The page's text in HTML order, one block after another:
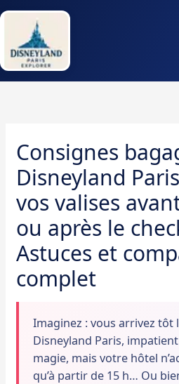
Aller
contenu
Consignes
Disneyland
vos valises
ou après le
Astuces et
complet
Imaginez : vous arrivez tôt
Disneyland Paris,
magie, mais votre hôtel
qu’à partir de 15 h… Ou